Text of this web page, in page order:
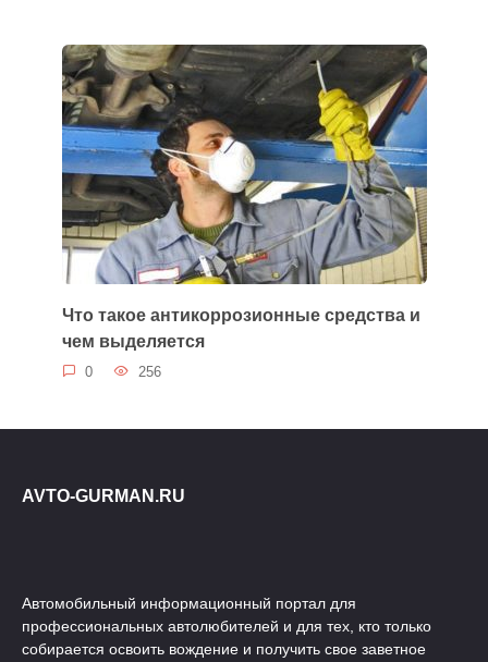
Что такое антикоррозионные средства и
чем выделяется
0 256
AVTO-GURMAN.RU
Автомобильный информационный портал для
профессиональных автолюбителей и для тех, кто только
собирается освоить вождение и получить свое заветное